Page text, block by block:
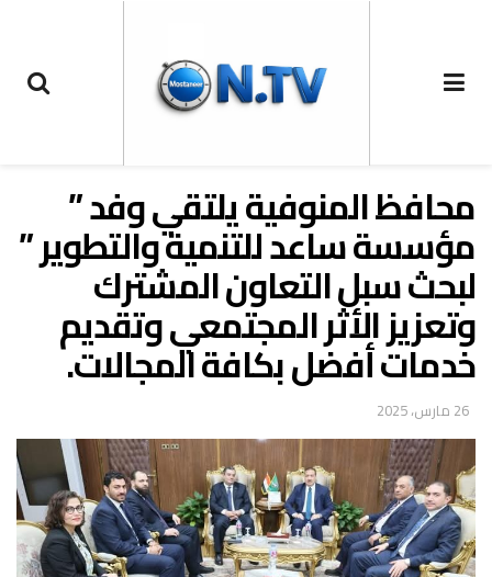
محافظ المنوفية يلتقي وفد ”
مؤسسة ساعد للتنمية والتطوير ”
لبحث سبل التعاون المشترك
وتعزيز الأثر المجتمعي وتقديم
خدمات أفضل بكافة المجالات.
26 مارس، 2025